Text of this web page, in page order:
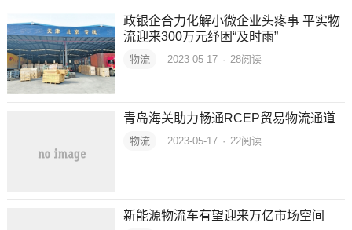
政银企合力化解小微企业头疼事 平实物
流迎来300万元纾困“及时雨”
物流 2023-05-17 · 28阅读
青岛海关助力畅通RCEP贸易物流通道
物流 2023-05-17 · 22阅读
新能源物流车有望迎来万亿市场空间